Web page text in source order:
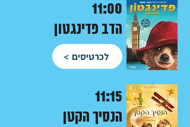
הדב פדינגטון
11:00
לכרטיסים >
הנסיך הקטן
11:15